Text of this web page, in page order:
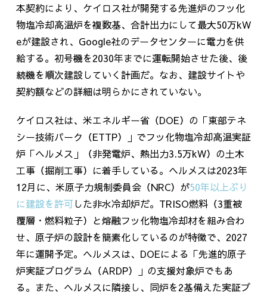
本契約により、ケイロス社が開発する先進炉のフッ化
物塩冷却高温炉を複数基、合計出力にして最大50万kW
eが建設され、 Google社のデータセンターに電力を供
給する。初号機を2030年までに運転開始させた後、後
続機を順次建設していく計画だ。なお、建設サイトや
契約額などの詳細は明らかにされていない。
ケイロス社は、米エネルギー省（DOE）の「東部テネ
シー技術パーク（ETTP）」でフッ化物塩冷却高温実証
炉「ヘルメス」（非発電炉、熱出力3.5万kW）の土木
工事（掘削工事）に着手している。ヘルメスは2023年
12月に、米原子力規制委員会（NRC）が50年以上ぶり
に建設を許可した非水冷却炉だ。 TRISO燃料（3重被
覆層・燃料粒子）と熔融フッ化物塩冷却材を組み合わ
せ、原子炉の設計を簡素化しているのが特徴で、 2027
年に運開予定。ヘルメスは、 DOEによる「先進的原子
炉実証プログラム（ARDP）」の支援対象炉でもあ
る。また、ヘルメスに隣接し、同炉を2基備えた実証プ